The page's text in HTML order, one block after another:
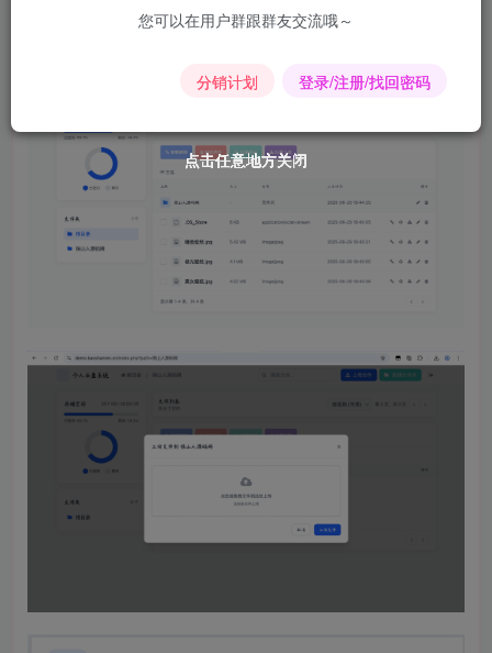
点击任意地方关闭
点击任意地方关闭
点击任意地方关闭
点击任意地方关闭
点击任意地方关闭
点击任意地方关闭
您可以在用户群跟群友交流哦～
分销计划 登录/注册/找回密码